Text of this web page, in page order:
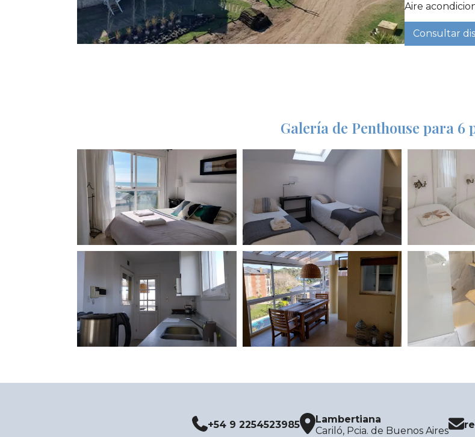
Aire
Consultar
Galería de Penthouse para 6
+54 9 2254523985
Lambertiana
Cariló, Pcia. de Buenos Aires